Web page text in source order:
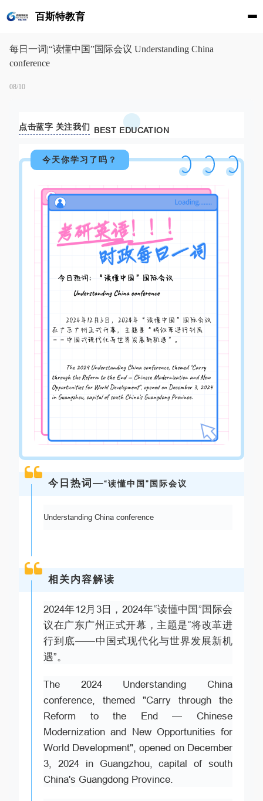
百斯特教育
每日一词|“读懂中国”国际会议 Understanding China
conference
08/10
点击蓝字 关注我们 BEST EDUCATION
今天你学习了吗？
今日热词—“读懂中国”国际会议
Understanding China conference
相关内容解读
2024年12月3日，2024年“读懂中国”国际会
议在广东广州正式开幕，主题是“将改革进
行到底——中国式现代化与世界发展新机
遇”。
The 2024 Understanding China
conference, themed "Carry through the
Reform to the End — Chinese
Modernization and New Opportunities for
World Development", opened on December
3, 2024 in Guangzhou, capital of south
China's Guangdong Province.